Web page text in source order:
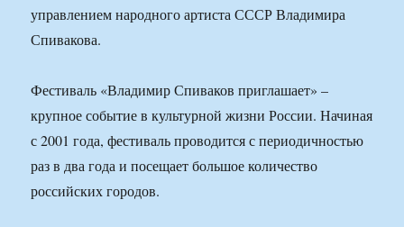
управлением народного артиста СССР Владимира
Спивакова.
Фестиваль «Владимир Спиваков приглашает» –
крупное событие в культурной жизни России. Начиная
с 2001 года, фестиваль проводится с периодичностью
раз в два года и посещает большое количество
российских городов.